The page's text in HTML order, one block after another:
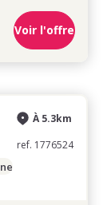
Voir l'offre
À 5.3km
ref. 1776524